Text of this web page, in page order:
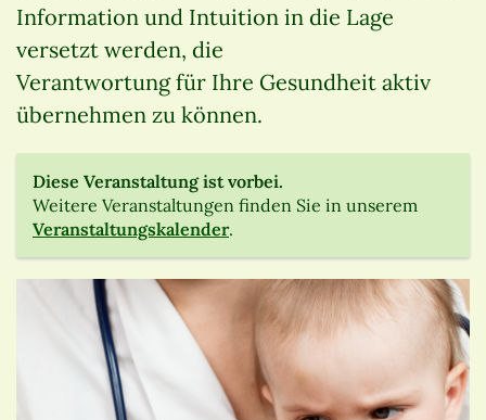
Information und Intuition in die Lage
versetzt werden, die
Verantwortung für Ihre Gesundheit aktiv
übernehmen zu können.
Diese Veranstaltung ist vorbei.
Weitere Veranstaltungen finden Sie in unserem
Veranstaltungskalender.